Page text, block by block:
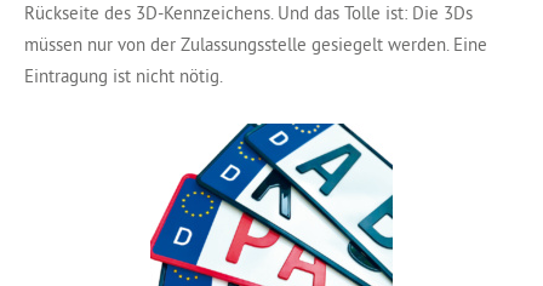
Rückseite des 3D-Kennzeichens. Und das Tolle ist: Die 3Ds
müssen nur von der Zulassungsstelle gesiegelt werden. Eine
Eintragung ist nicht nötig.